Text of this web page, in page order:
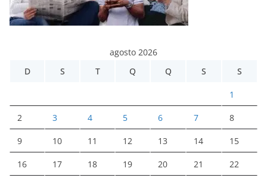
agosto 2026
D
S T Q Q S S
1
2 3 4 5 6 7 8
9 10 11 12 13 14 15
16 17 18 19 20 21 22